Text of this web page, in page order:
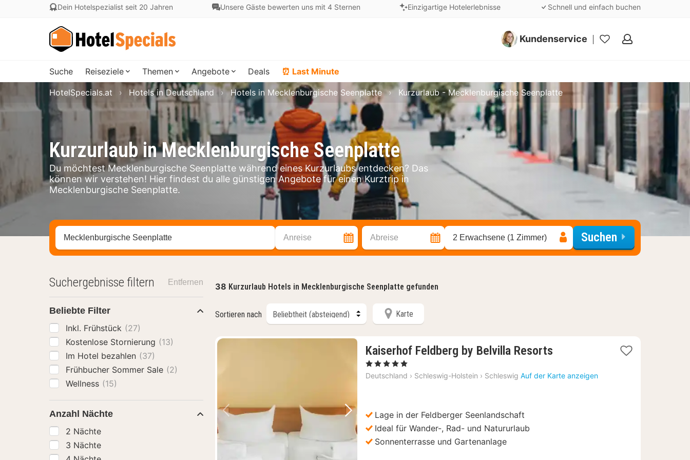
Dein Hotelspezialist seit 20 Jahren Unsere Gäste bewerten uns mit 4 Sternen Einzigartige Hotelerlebnisse Schnell und einfach buchen
Kundenservice
Meine
Suche Reiseziele Themen Angebote Deals ⏰ Last Minute
Kurzurlaub in Mecklenburgische Seenplatte
Du möchtest Mecklenburgische Seenplatte während eines Kurzurlaubs entdecken? Das
können wir verstehen! Hier findest du alle günstigen Angebote für einen Kurztrip in
Mecklenburgische Seenplatte.
HotelSpecials.at Hotels in Deutschland Hotels in Mecklenburgische Seenplatte Kurzurlaub - Mecklenburgische Seenplatte
Stadt, Region oder Hotel suchen Anreise Abreise 2 Erwachsene (1 Zimmer) Suchen
38 Kurzurlaub Hotels in Mecklenburgische Seenplatte gefunden
Sortieren nach Karte
Vorheriges Bild Nächstes Bild
Kaiserhof Feldberg by Belvilla Resorts
ab
, 5 Sterne
Deutschland › Schleswig-Holstein › Schleswig Auf der Karte anzeigen
Lage in der Feldberger Seenlandschaft
Ideal für Wander-, Rad- und Natururlaub
Sonnenterrasse und Gartenanlage
Suchergebnisse filtern Entfernen
Beliebte Filter
Inkl. Frühstück (27)
Kostenlose Stornierung (13)
Im Hotel bezahlen (37)
Frühbucher Sommer Sale (2)
Wellness (15)
Anzahl Nächte
2 Nächte
3 Nächte